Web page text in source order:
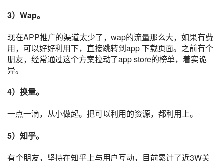
3）Wap。
现在APP推广的渠道太少了，wap的流量那么大，如果有费
用，可以好好利用下，直接跳转到app 下载页面。之前有个
朋友，经常通过这个方案拉动了app store的榜单，着实诡
异。
4）换量。
一点一滴，从小做起。把可以利用的资源，都利用上。
5）知乎。
有个朋友，坚持在知乎上与用户互动，目前累计了近3W关